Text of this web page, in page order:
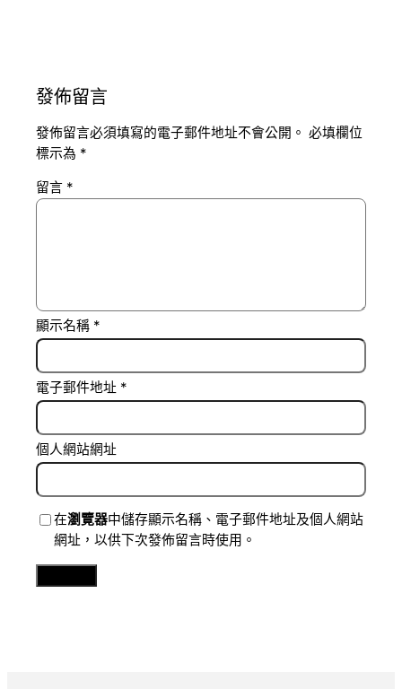
發佈留言
發佈留言必須填寫的電子郵件地址不會公開。 必填欄位
標示為 *
留言 *
顯示名稱 *
電子郵件地址 *
個人網站網址
在瀏覽器中儲存顯示名稱、電子郵件地址及個人網站
網址，以供下次發佈留言時使用。